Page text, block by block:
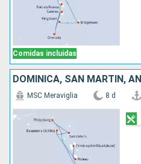
Comidas incluidas
MSC Meraviglia 8 d